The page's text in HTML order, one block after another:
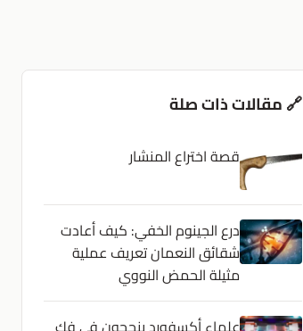
🔗 مقالات ذات صلة
قصة اختراع المنشار
درع الجينوم الخفي: كيف أعادت
شقائق النعمان تعريف عملية
مثيلة الحمض النووي